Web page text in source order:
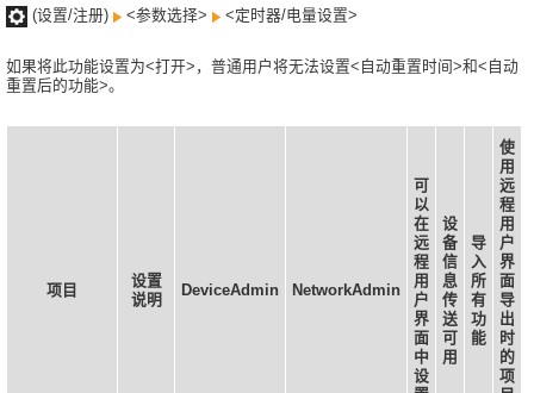
(设置/注册) <参数选择> <定时器/电量设置>
如果将此功能设置为<打开>，普通用户将无法设置<自动重置时间>和<自动
重置后的功能>。
项目
设置
说明
DeviceAdmin NetworkAdmin
可
以
在
远
程
用
户
界
面
中
设
设
备
信
息
传
送
可
用
导
入
所
有
功
能
使
用
远
程
用
户
界
面
导
出
时
的
项